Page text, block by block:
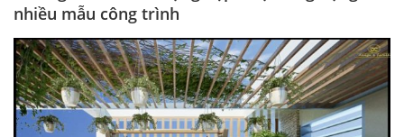
nhiều mẫu công trình